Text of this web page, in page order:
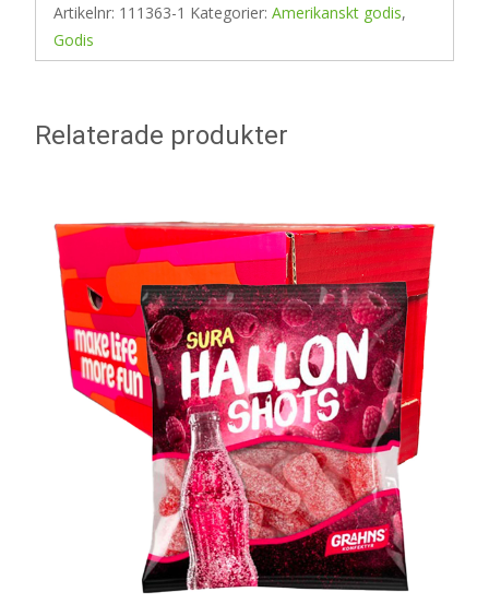
Artikelnr: 111363-1 Kategorier: Amerikanskt godis,
Godis
Relaterade produkter